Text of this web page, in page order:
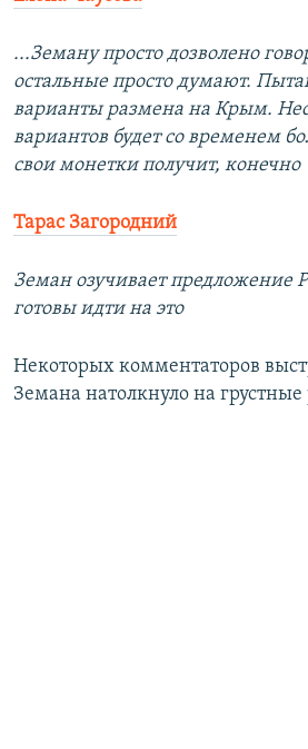
...Земану просто дозволено
остальные просто думают.
варианты размена на Крым.
вариантов будет со временем
свои монетки получит, конечно
Тарас Загородний
Земан озучивает предложение
готовы идти на это
Некоторых комментаторов
Земана натолкнуло на